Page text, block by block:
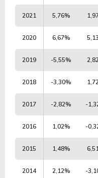
2021 5,76%
2020 6,67%
2019 -5,55%
2018 -3,30%
2017 -2,82% -
2016 1,02% -
2015 1,48%
2014 2,12% -